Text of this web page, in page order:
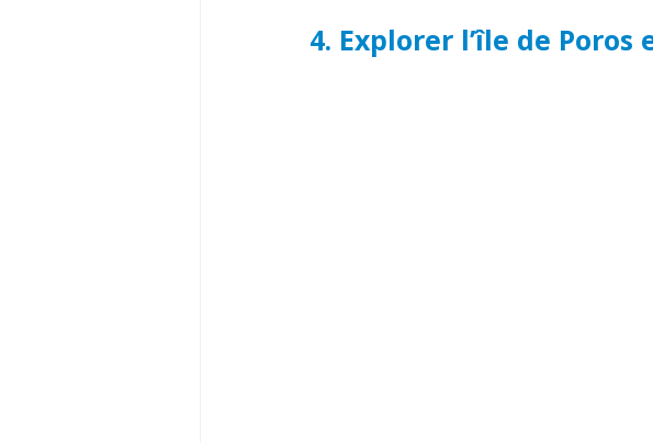
4. Explorer l’île de Poros